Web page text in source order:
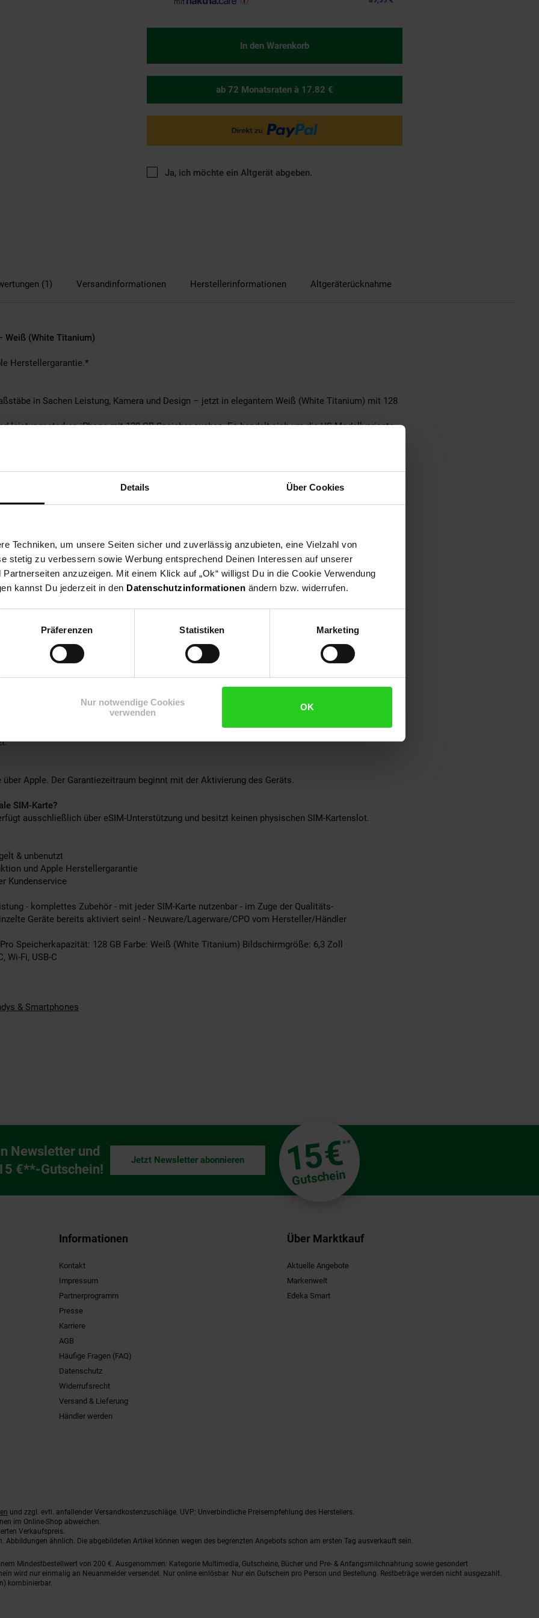
Details Über Cookies
Techniken, um unsere Seiten sicher und zuverlässig anzubieten, eine Vielzahl von
stetig zu verbessern sowie Werbung entsprechend Deinen Interessen auf unserer
anzuzeigen. Mit einem Klick auf „Ok“ willigst Du in die Cookie Verwendung
kannst Du jederzeit in den Datenschutzinformationen ändern bzw. widerrufen.
Präferenzen Statistiken Marketing
Nur notwendige Cookies
verwenden
OK
mit
In den Warenkorb
ab 72 Monatsraten à 17.82 €
Ja, ich möchte ein Altgerät abgeben.
(1) Versandinformationen Herstellerinformationen Altgeräterücknahme
Weiß (White Titanium)
Herstellergarantie.*
in Sachen Leistung, Kamera und Design – jetzt in elegantem Weiß (White Titanium) mit 128
leistungsstarkes iPhone mit 128 GB Speicher suchen. Es handelt sich um die US-Modellvariante
(kein physischer SIM-Kartenslot).
& energieeffizient
Bildverarbeitung
eSIM-Unterstützung (kein physischer SIM-Kartenslot)
ein Aktivierungsdatum aufgrund von Zoll-, Logistik- oder Systemprüfungen erscheinen – das Gerät
Apple. Der Garantiezeitraum beginnt mit der Aktivierung des Geräts.
SIM-Karte?
ausschließlich über eSIM-Unterstützung und besitzt keinen physischen SIM-Kartenslot.
& unbenutzt
und Apple Herstellergarantie
Kundenservice
- komplettes Zubehör - mit jeder SIM-Karte nutzenbar - im Zuge der Qualitäts-
Geräte bereits aktiviert sein! - Neuware/Lagerware/CPO vom Hersteller/Händler
Speicherkapazität: 128 GB Farbe: Weiß (White Titanium) Bildschirmgröße: 6,3 Zoll
Wi-Fi, USB-C
& Smartphones
Newsletter und
€**-Gutschein!
15€**
Gutschein
Jetzt Newsletter abonnieren
Informationen
Kontakt
Impressum
Partnerprogramm
Presse
Karriere
AGB
Häufige Fragen (FAQ)
Datenschutz
Widerrufsrecht
Versand & Lieferung
Händler werden
Über Marktkauf
Aktuelle Angebote
Markenwelt
Edeka Smart
und zzgl. evtl. anfallender Versandkostenzuschläge. UVP: Unverbindliche Preisempfehlung des Herstellers.
im Online-Shop abweichen.
Verkaufspreis.
ähnlich. Die abgebildeten Artikel können wegen des begrenzten Angebots schon am ersten Tag ausverkauft sein.
Mindestbestellwert von 200 €. Ausgenommen: Kategorie Multimedia, Gutscheine, Bücher und Pre- & Anfangsmilchnahrung sowie gesondert
wird nur einmalig an Neuanmelder versendet. Nur online einlösbar. Nur ein Gutschein pro Person und Bestellung. Restbeträge werden nicht ausgezahlt.
kombinierbar.